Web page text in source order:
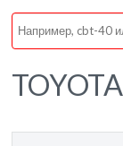
TOYOTA